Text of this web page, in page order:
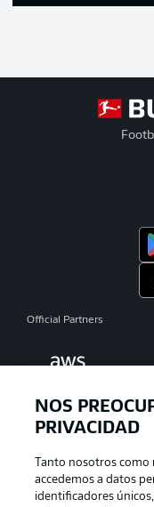
Official Partners
NOS
PRIVACIDAD
Tanto nosotros como
accedemos a datos
identificadores